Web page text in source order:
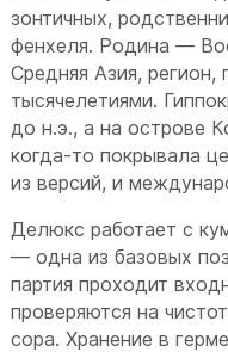
зонтичных,
фенхеля. Родина —
Средняя Азия, регион,
тысячелетиями.
до н.э., а на острове
когда-то покрывала
из версий, и
Делюкс работает с
— одна из базовых
партия проходит
проверяются на
сора. Хранение в